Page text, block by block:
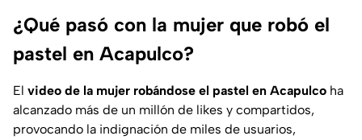
¿Qué pasó con la mujer que robó el
pastel en Acapulco?
El video de la mujer robándose el pastel en Acapulco ha
alcanzado más de un millón de likes y compartidos,
provocando la indignación de miles de usuarios,